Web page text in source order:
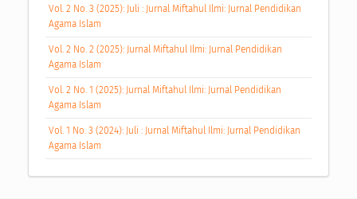
Vol. 2 No. 3 (2025): Juli : Jurnal Miftahul Ilmi: Jurnal Pendidikan
Agama Islam
Vol. 2 No. 2 (2025): Jurnal Miftahul Ilmi: Jurnal Pendidikan
Agama Islam
Vol. 2 No. 1 (2025): Jurnal Miftahul Ilmi: Jurnal Pendidikan
Agama Islam
Vol. 1 No. 3 (2024): Juli : Jurnal Miftahul Ilmi: Jurnal Pendidikan
Agama Islam